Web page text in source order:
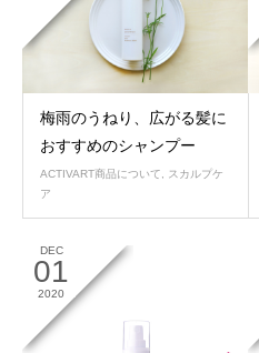
梅雨のうねり、広がる髪に
おすすめのシャンプー
ACTIVART商品について
スカルプケ
ア
DEC
01
2020